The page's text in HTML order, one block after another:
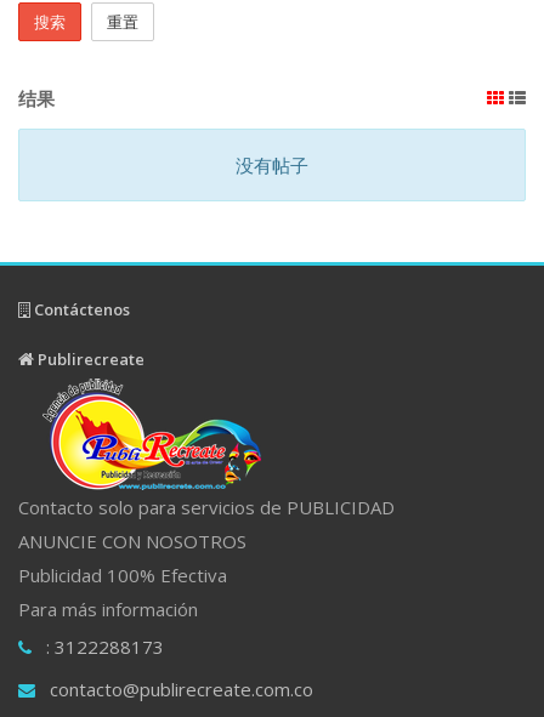
搜索 重置
结果
没有帖子
Contáctenos
Publirecreate
Contacto solo para servicios de PUBLICIDAD
ANUNCIE CON NOSOTROS
Publicidad 100% Efectiva
Para más información
: 3122288173
contacto@publirecreate.com.co